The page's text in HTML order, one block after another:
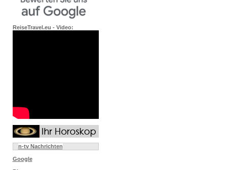
ReiseTravel.eu - Video:
n-tv Nachrichten
Google